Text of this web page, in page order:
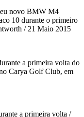
novo BMW M4
10 durante o primeiro
/ 21 Maio 2015
a primeira volta do
Carya Golf Club, em
a primeira volta /